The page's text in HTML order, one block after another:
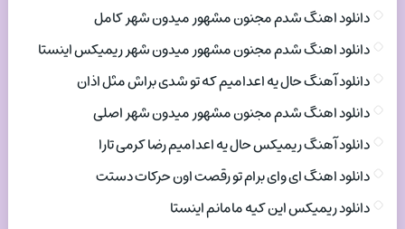
دانلود اهنگ شدم مجنون مشهور میدون شهر کامل
دانلود اهنگ شدم مجنون مشهور میدون شهر ریمیکس اینستا
دانلود آهنگ حال یه اعدامیم که تو شدی براش مثل اذان
دانلود اهنگ شدم مجنون مشهور میدون شهر اصلی
دانلود آهنگ ریمیکس حال یه اعدامیم رضا کرمی تارا
دانلود اهنگ ای وای برام تو رقصت اون حرکات دستت
دانلود ریمیکس این کیه مامانم اینستا